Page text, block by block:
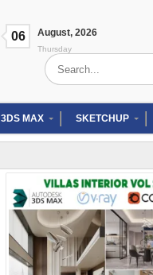
06 August, 2026
Thursday
Search
for:
3DS MAX SKETCHUP